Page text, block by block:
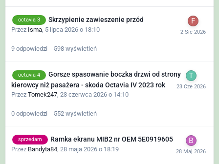
octavia 3 Skrzypienie zawieszenie przód
Przez Isma, 5 lipca 2026 o 18:10
9 odpowiedzi 598 wyświetleń
octavia 4
Gorsze spasowanie boczka drzwi od strony
kierowcy niż pasażera - skoda Octavia IV 2023 rok
Przez Tomek247 23 czerwca 2026 o 14:10
0 odpowiedzi 552 wyświetleń
sprzedam Ramka ekranu MIB2 nr OEM 5E0919605
Przez Bandyta84, 28 maja 2026 o 18:19